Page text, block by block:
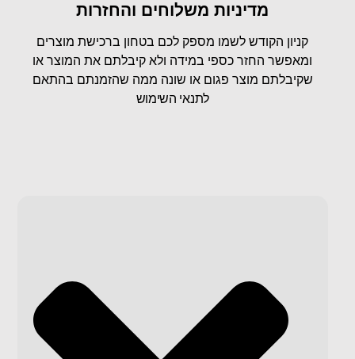
מדיניות משלוחים והחזרות
קניון הקודש לשמו מספק לכם בטחון ברכישת מוצרים
ומאפשר החזר כספי במידה ולא קיבלתם את המוצר או
שקיבלתם מוצר פגום או שונה ממה שהזמנתם בהתאם
לתנאי השימוש